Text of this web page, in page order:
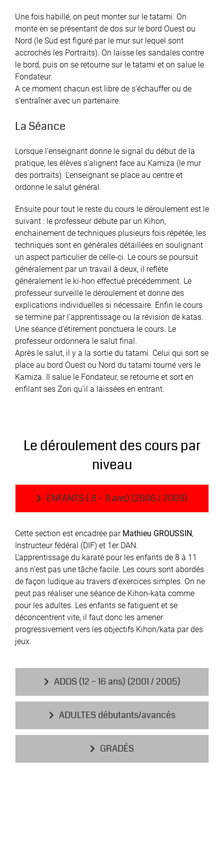
Une fois habillé, on peut monter sur le tatami. On
monte en se présentant de dos sur le bord Ouest ou
Nord (le Sud est figuré par le mur sur lequel sont
accrochés les Portraits). On laisse les sandales contre
le bord, puis on se retourne sur le tatami et on salue le
Fondateur.
A ce moment chacun est libre de s’échauffer ou de
s’entraîner avec un partenaire.
La Séance
Lorsque l’enseignant donne le signal du début de la
pratique, les élèves s’alignent face au Kamiza (le mur
des portraits). L’enseignant se place au centre et
ordonne le salut général.
Ensuite pour tout le reste du cours le déroulement est le
suivant : le professeur débute par un Kihon,
enchainement de techniques plusieurs fois répétée, les
techniques sont en générales détaillées en soulignant
un aspect particulier de celle-ci. Le cours se poursuit
généralement par un travail à deux, il reflète
généralement le ki-hon effectué précédemment. Le
professeur surveille le déroulement et donne des
explications individuelles si nécessaire. Enfin le cours
se termine par l’apprentissage ou la révision de katas.
Une séance d’étirement ponctuera le cours. Le
professeur ordonnera le salut final.
Après le salut, il y a la sortie du tatami. Celui qui sort se
place au bord Ouest ou Nord du tatami tourné vers le
Kamiza. Il salue le Fondateur, se retourne et sort en
enfilant ses Zori qu’il a laissées en entrant.
Le déroulement des cours par
niveau
ENFANTS ( 8 – 11 ans) (2006 / 2009)
Cette section est encadrée par Mathieu GROUSSIN,
Instructeur fédéral (DIF) et 1er DAN.
L’apprentissage du karaté pour les enfants de 8 à 11
ans n’est pas une tâche facile. Les cours sont abordés
de façon ludique au travers d’exercices simples. On ne
peut pas réaliser une séance de Kihon-kata comme
pour les adultes. Les enfants se fatiguent et se
déconcentrent vite, il faut donc les amener
progressivement vers les objectifs Kihon/kata par des
jeux.
ADOS (12 – 16 ans) (2001 / 2005)
ADULTES débutants/avancés
GRADÉS